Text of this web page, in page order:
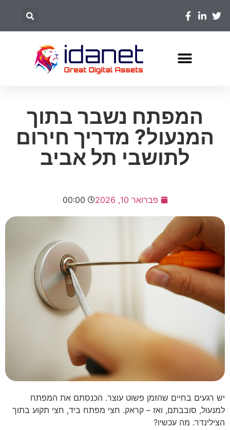
המפתח נשבר בתוך
המנעול? מדריך חירום
לתושבי תל אביב
פברואר 10, 2026 00:00
יש רגעים בחיים שהזמן פשוט עוצר. הכנסתם את המפתח
למנעול, סובבתם, ואז – קראק. חצי מפתח ביד, חצי תקוע בתוך
הצילינדר. מה עכשיו?